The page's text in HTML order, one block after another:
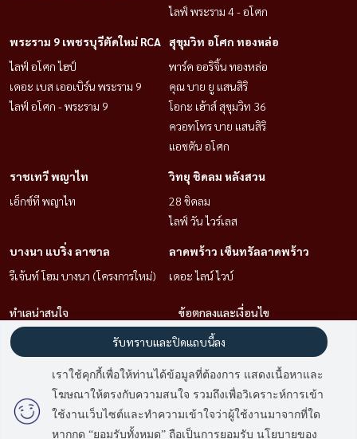
ไลฟ์ พระราม 4 - อโศก
พระราม 9 เพชรบุรีตัดใหม่ RCA
ไลฟ์ อโศก ไฮป์
เดอะ เบส เออเบิร์น พระราม 9
ไลฟ์ อโศก - พระราม 9
สุขุมวิท อโศก ทองหล่อ
พาร์ค ออริจิ้น ทองหล่อ
คุณ บาย ยู แสนสิริ
โอกะ เฮ้าส์ สุขุมวิท 36
ควอทโทร บาย แสนสิริ
แอชตัน อโศก
ราชเทวี พญาไท
เอ็กซ์ที พญาไท
วิทยุ ชิดลม หลังสวน
28 ชิดลม
ไลฟ์ วัน ไวร์เลส
บางนา แบริ่ง ลาซาล
รีเจ้นท์ โฮม บางนา (โครงการใหม่)
ลาดพร้าว เซ็นทรัลลาดพร้าว
เดอะ ไลน์ ไวบ์
ทำเลน่าสนใจ
สุขุมวิท อโศก ทองหล่อ
วิทยุ ชิดลม หลังสวน
สาทร นราธิวาส
ลาดพร้าว เซ็นทรัลลาดพร้าว
บางนา แบริ่ง ลาซาล
ข้อตกลงและเงื่อนไข
นโยบายความเป็นส่วนตัว
เกี่ยวกับเรา
วิธีการฝากขาย-เช่า
ติดต่อ
เราใช้คุกกี้เพื่อให้ท่านได้ข้อมูลที่ต้องการ แสดงเนื้อหาและ
โฆษณาให้ตรงกับความสนใจ รวมถึงเพื่อวิเคราะห์การเข้า
ใช้งานเว็บไซต์และทำความเข้าใจว่าผู้ใช้งานมาจากที่ใด
หากกด “ยอมรับทั้งหมด” ถือเป็นการยอมรับ นโยบายของ
รับทราบและปิดแถบนี้ลง